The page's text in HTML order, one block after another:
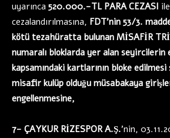
uyarınca 520.000.-TL PARA CEZASI ile
cezalandırılmasına, FDT’nin 53/3.
kötü tezahüratta bulunan MİSAFİR
numaralı bloklarda yer alan
kapsamındaki kartlarının bloke
misafir kulüp olduğu müsabakaya
engellenmesine,
7- ÇAYKUR RİZESPOR A.Ş.’nin,